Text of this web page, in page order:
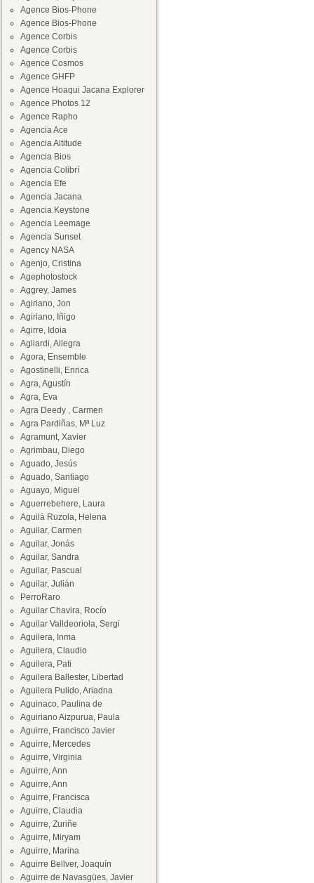
Agence Bios-Phone
Agence Bios-Phone
Agence Corbis
Agence Corbis
Agence Cosmos
Agence GHFP
Agence Hoaqui Jacana Explorer
Agence Photos 12
Agence Rapho
Agencia Ace
Agencia Altitude
Agencia Bios
Agencia Colibrí
Agencia Efe
Agencia Jacana
Agencia Keystone
Agencia Leemage
Agencia Sunset
Agency NASA
Agenjo, Cristina
Agephotostock
Aggrey, James
Agiriano, Jon
Agiriano, Iñigo
Agirre, Idoia
Agliardi, Allegra
Agora, Ensemble
Agostinelli, Enrica
Agra, Agustín
Agra, Eva
Agra Deedy , Carmen
Agra Pardiñas, Mª Luz
Agramunt, Xavier
Agrimbau, Diego
Aguado, Jesús
Aguado, Santiago
Aguayo, Miguel
Aguerrebehere, Laura
Aguilà Ruzola, Helena
Aguilar, Carmen
Aguilar, Jonás
Aguilar, Sandra
Aguilar, Pascual
Aguilar, Julián
PerroRaro
Aguilar Chavira, Rocío
Aguilar Valldeoriola, Sergi
Aguilera, Inma
Aguilera, Claudio
Aguilera, Pati
Aguilera Ballester, Libertad
Aguilera Pulido, Ariadna
Aguinaco, Paulina de
Aguiriano Aizpurua, Paula
Aguirre, Francisco Javier
Aguirre, Mercedes
Aguirre, Virginia
Aguirre, Ann
Aguirre, Ann
Aguirre, Francisca
Aguirre, Claudia
Aguirre, Zuriñe
Aguirre, Miryam
Aguirre, Marina
Aguirre Bellver, Joaquín
Aguirre de Navasgües, Javier